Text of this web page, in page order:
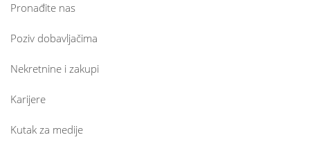
Pronađite nas
Poziv dobavljačima
Nekretnine i zakupi
Karijere
Kutak za medije